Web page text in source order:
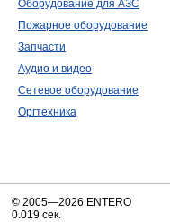
Оборудование для АЗС
Пожарное оборудование
Запчасти
Аудио и видео
Сетевое оборудование
Оргтехника
© 2005—2026 ENTERO
0.019 сек.